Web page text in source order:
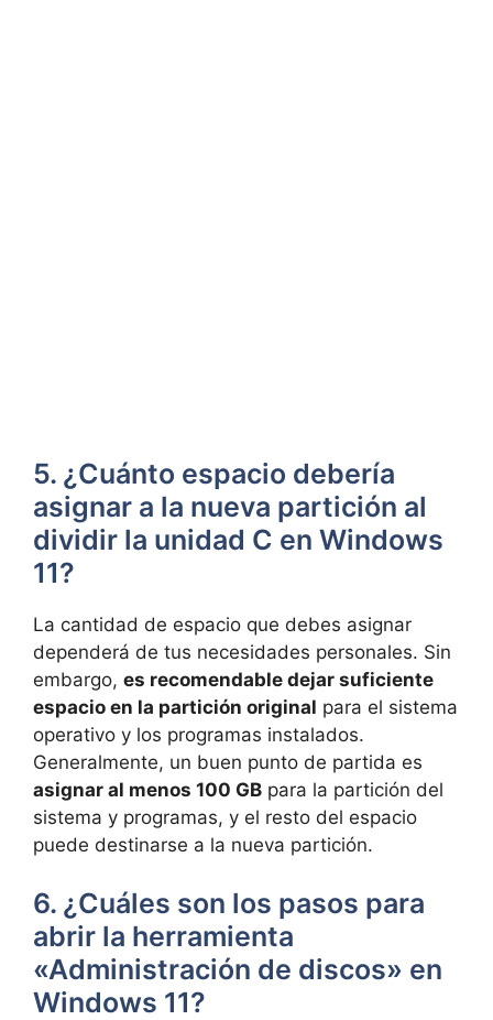
5. ¿Cuánto espacio debería
asignar a la nueva partición al
dividir la unidad C en Windows
11?
La cantidad de espacio que debes asignar
dependerá de tus necesidades personales. Sin
embargo, es recomendable dejar suficiente
espacio en la partición original para el sistema
operativo y los programas instalados.
Generalmente, un buen punto de partida es
asignar al menos 100 GB para la partición del
sistema y programas, y el resto del espacio
puede destinarse a la nueva partición.
6. ¿Cuáles son los pasos para
abrir la herramienta
«Administración de discos» en
Windows 11?